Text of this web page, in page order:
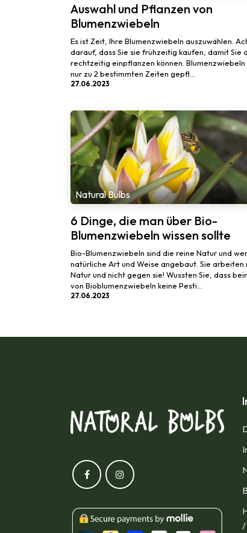
Auswahl und Pflanzen von
Blumenzwiebeln
Es ist Zeit, Ihre Blumenzwiebeln auszuwählen.
darauf, dass Sie sie frühzeitig kaufen, damit Sie
rechtzeitig einpflanzen können. Blumenzwiebeln
nur zu 2 bestimmten Zeiten gepfl...
27.06.2023
Natural Bulbs
6 Dinge, die man über Bio-
Blumenzwiebeln wissen sollte
Bio-Blumenzwiebeln sind die reine Natur und
natürliche Art und Weise angebaut. Sie arbeiten
Natur und nicht gegen sie! Wussten Sie, dass
von Bioblumenzwiebeln keine Pesti...
27.06.2023
/